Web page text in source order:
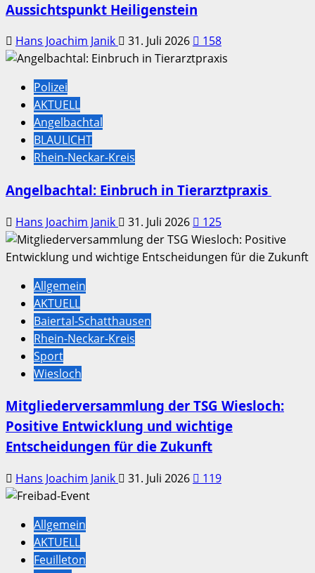
Aussichtspunkt Heiligenstein
Hans Joachim Janik 31. Juli 2026 158
Polizei
AKTUELL
Angelbachtal
BLAULICHT
Rhein-Neckar-Kreis
Angelbachtal: Einbruch in Tierarztpraxis
Hans Joachim Janik 31. Juli 2026 125
Allgemein
AKTUELL
Baiertal-Schatthausen
Rhein-Neckar-Kreis
Sport
Wiesloch
Mitgliederversammlung der TSG Wiesloch:
Positive Entwicklung und wichtige
Entscheidungen für die Zukunft
Hans Joachim Janik 31. Juli 2026 119
Allgemein
AKTUELL
Feuilleton